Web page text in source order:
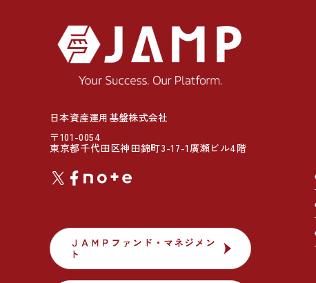
日本資産運用基盤株式会社
〒101-0054
東京都千代田区神田錦町3-17-1廣瀬ビル4階
ＪＡＭＰファンド・マネジメン
ト
ＪＡＭＰファンド・マネジメン
ト